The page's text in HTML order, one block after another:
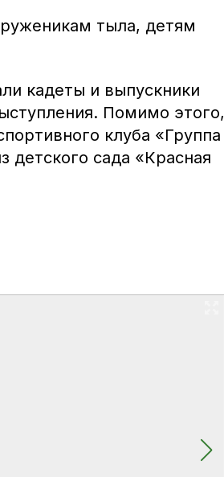
тыла, детям
кадеты и выпускники
Помимо этого,
клуба «Группа
детского сада «Красная